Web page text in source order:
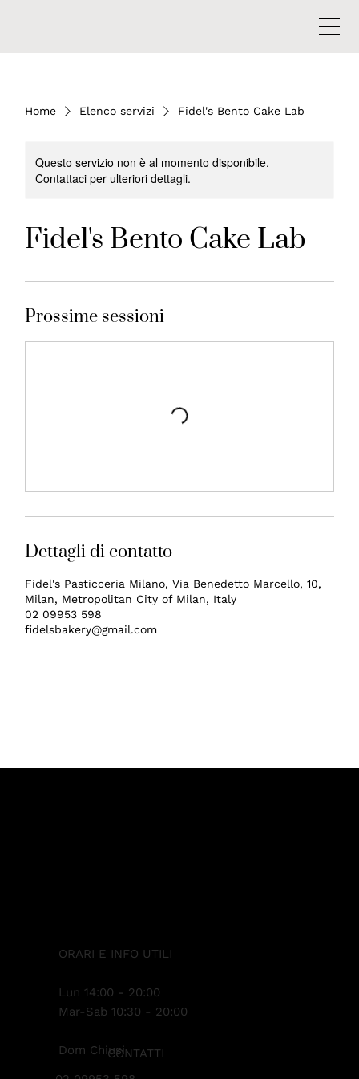
Home Elenco servizi Fidel's Bento Cake Lab
Questo servizio non è al momento disponibile.
Contattaci per ulteriori dettagli.
Fidel's Bento Cake Lab
Prossime sessioni
Dettagli di contatto
Fidel's Pasticceria Milano, Via Benedetto Marcello, 10,
Milan, Metropolitan City of Milan, Italy
02 09953 598
fidelsbakery@gmail.com
CONTATTI
ORARI E INFO UTILI
Lun 14:00 - 20:00
Mar-Sab 10:30 - 20:00
Dom Chiusi